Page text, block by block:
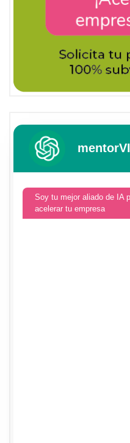
Soy tu mejor aliado de IA
acelerar tu empresa